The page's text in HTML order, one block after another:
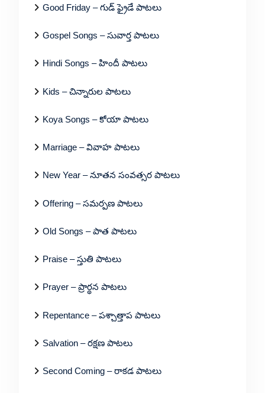
Good Friday – గుడ్ ఫ్రైడే పాటలు
Gospel Songs – సువార్త పాటలు
Hindi Songs – హిందీ పాటలు
Kids – చిన్నారుల పాటలు
Koya Songs – కోయా పాటలు
Marriage – వివాహ పాటలు
New Year – నూతన సంవత్సర పాటలు
Offering – సమర్పణ పాటలు
Old Songs – పాత పాటలు
Praise – స్తుతి పాటలు
Prayer – ప్రార్థన పాటలు
Repentance – పశ్చాత్తాప పాటలు
Salvation – రక్షణ పాటలు
Second Coming – రాకడ పాటలు